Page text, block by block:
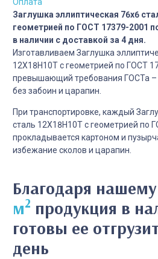
Заглушка эллиптическая 76х6
геометрией по ГОСТ 17379-2001
в наличии с доставкой за 4 дня.
Изготавливаем Заглушка
12Х18Н10Т с геометрией по ГОСТ
превышающий требования ГОСТа –
без забоин и царапин.
При транспортировке, каждый
сталь 12Х18Н10Т с геометрией по
прокладывается картоном и
избежание сколов и царапин.
Благодаря нашему
м2 продукция в
готовы ее
день